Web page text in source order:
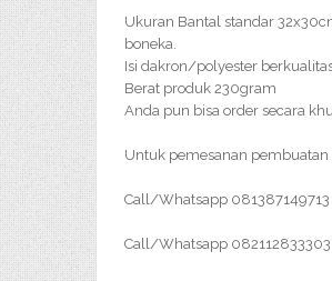
Ukuran Bantal standar
boneka.
Isi dakron/polyester
Berat produk 230gram
Anda pun bisa order secara
Untuk pemesanan
Call/Whatsapp 081387149713
Call/Whatsapp 082112833303